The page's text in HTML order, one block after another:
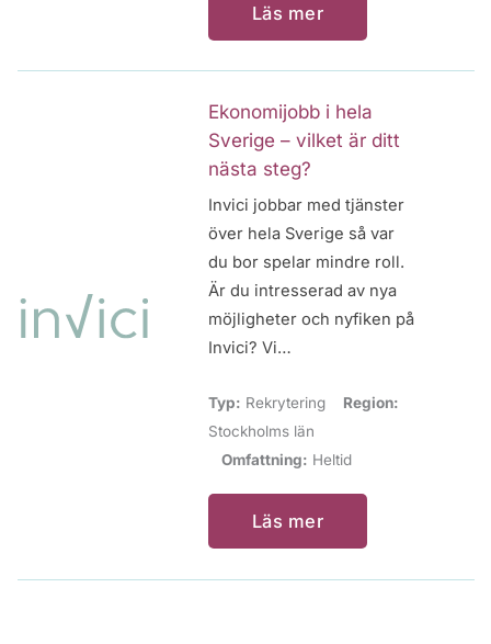
Läs mer
Ekonomijobb i hela
Sverige – vilket är ditt
nästa steg?
Invici jobbar med tjänster
över hela Sverige så var
du bor spelar mindre roll.
Är du intresserad av nya
möjligheter och nyfiken på
Invici? Vi…
Typ: Rekrytering
Region:
Stockholms län
Omfattning: Heltid
Läs mer